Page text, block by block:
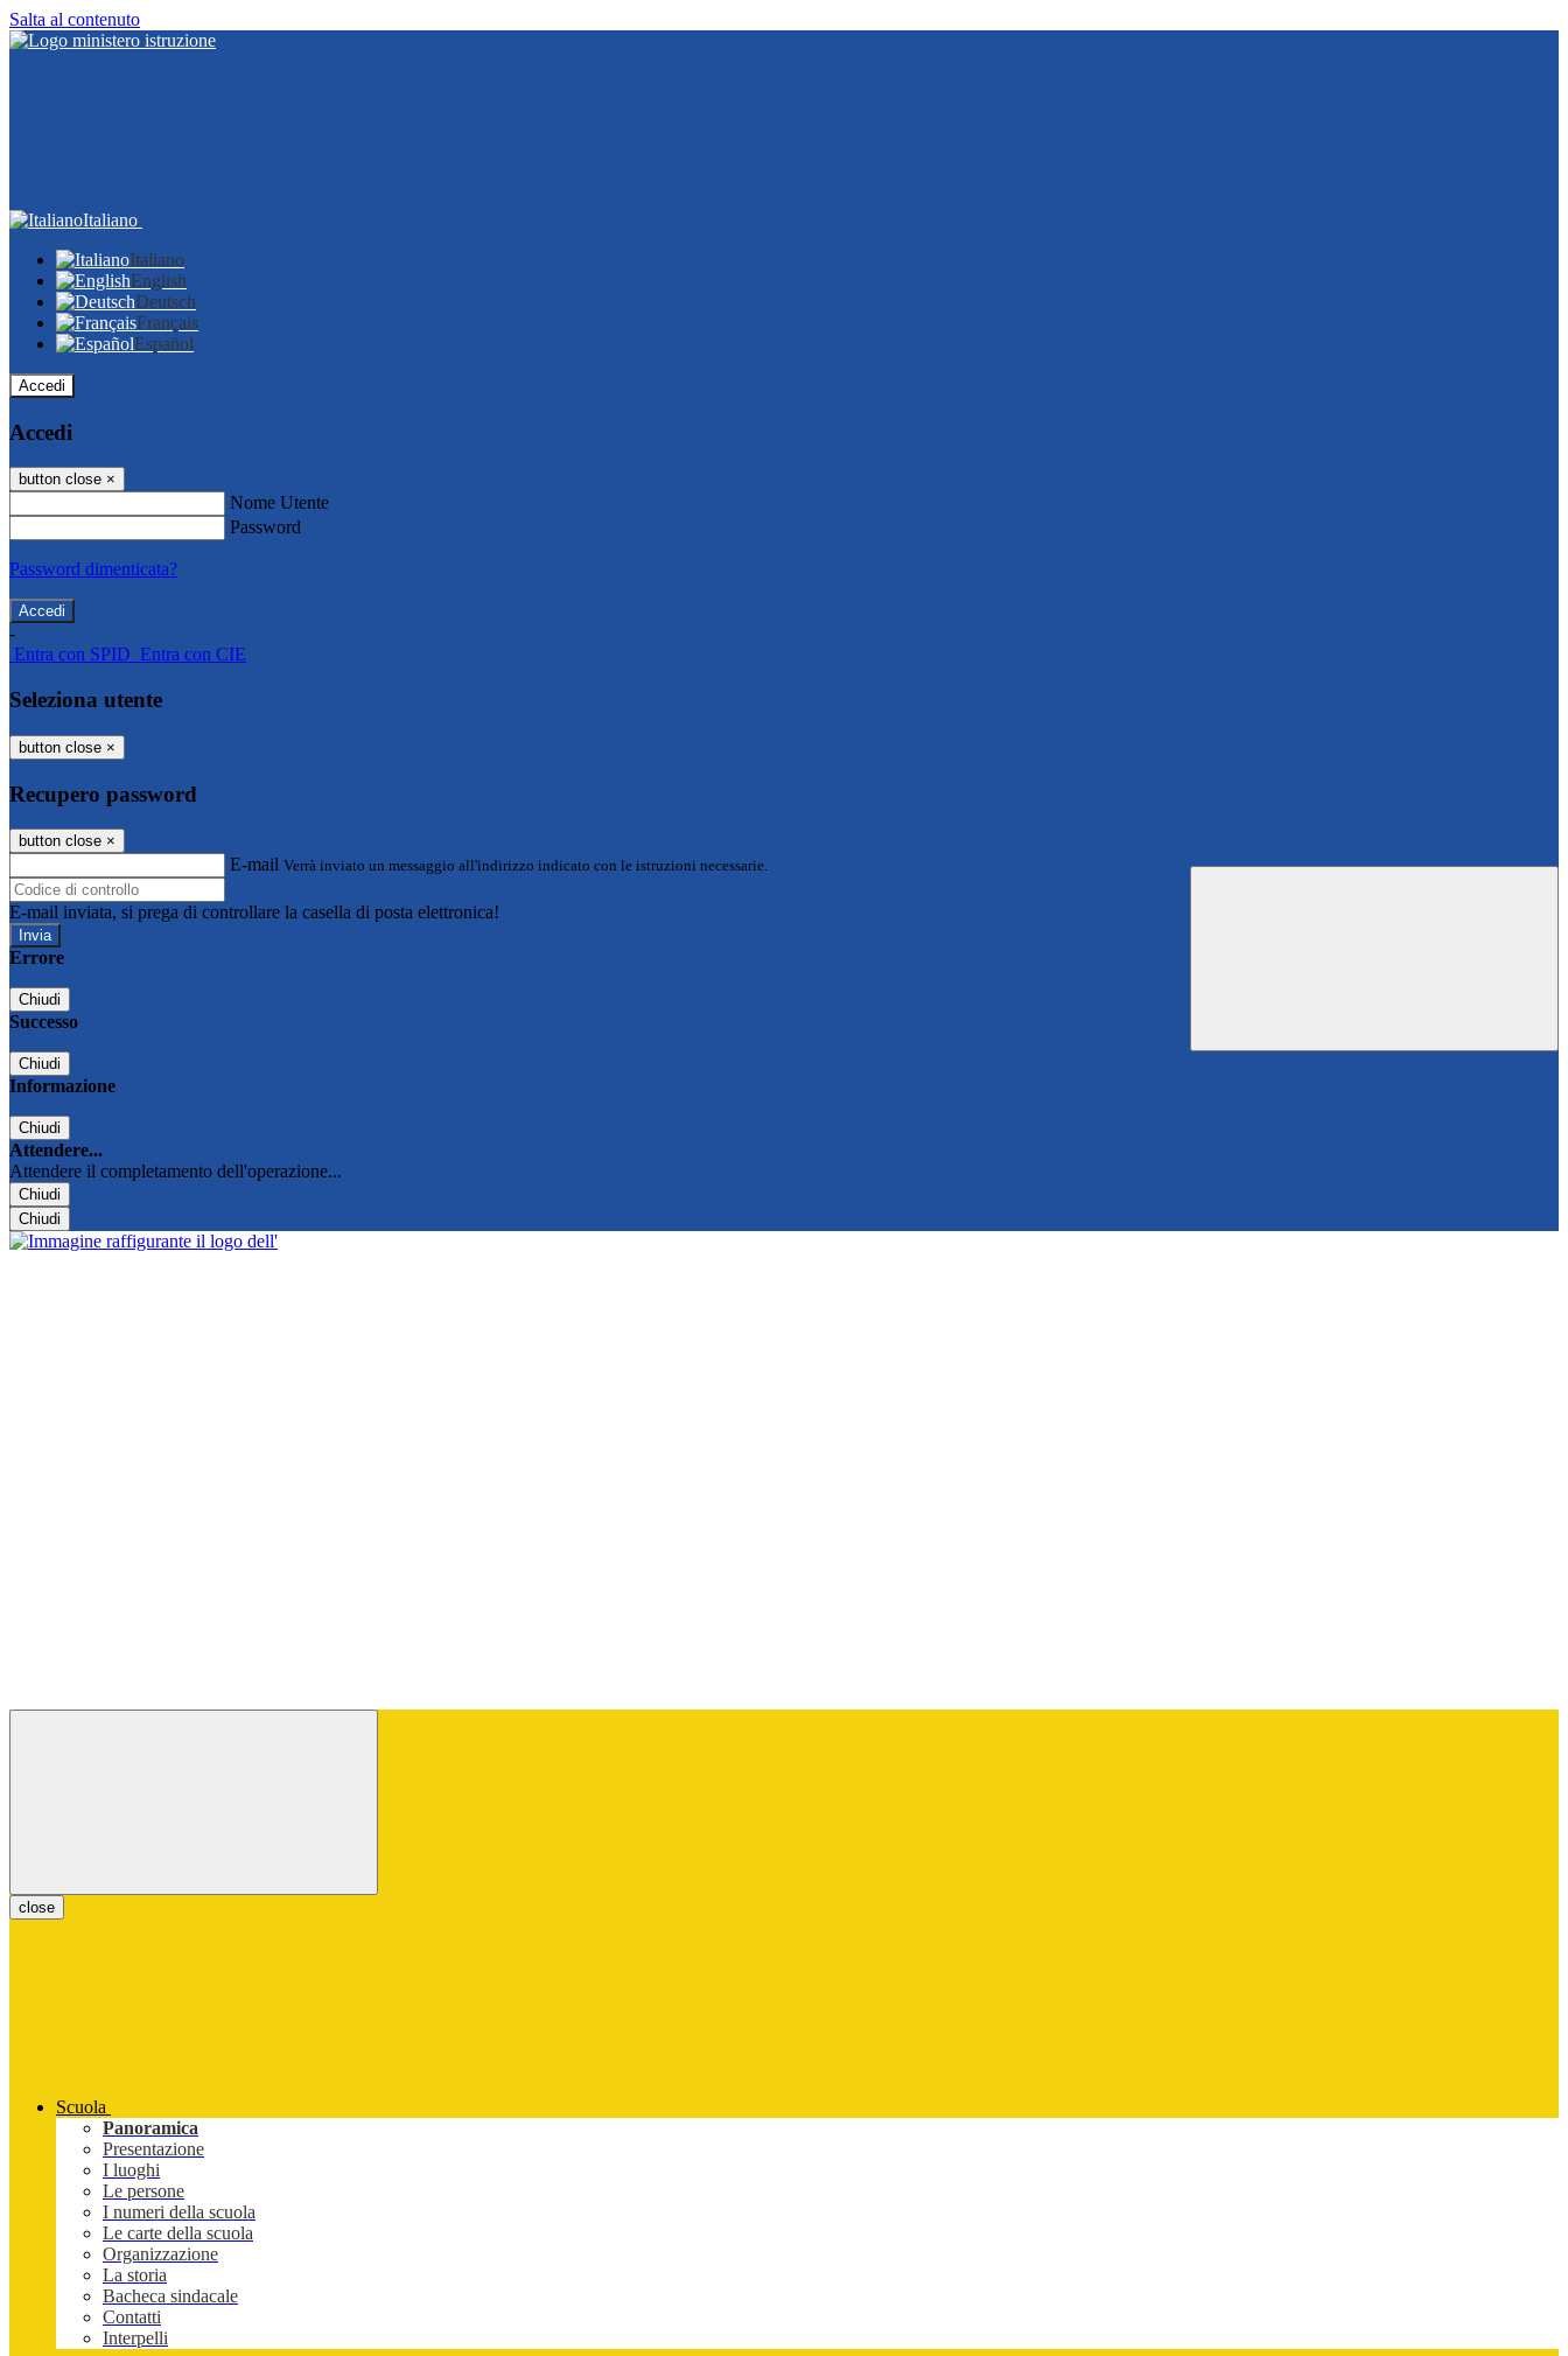
Salta al contenuto
Italiano
Italiano
English
Deutsch
Français
Español
Accedi
Accedi
button close ×
Nome Utente
Password
Password dimenticata?
-
Entra con SPID Entra con CIE
Seleziona utente
button close ×
Recupero password
button close ×
E-mail Verrà inviato un messaggio all'indirizzo indicato con le istruzioni necessarie.
E-mail inviata, si prega di controllare la casella di posta elettronica!
Errore
Chiudi
Successo
Chiudi
Informazione
Chiudi
Attendere...
Attendere il completamento dell'operazione...
Chiudi
Chiudi
close
Scuola
Panoramica
Presentazione
I luoghi
Le persone
I numeri della scuola
Le carte della scuola
Organizzazione
La storia
Bacheca sindacale
Contatti
Interpelli